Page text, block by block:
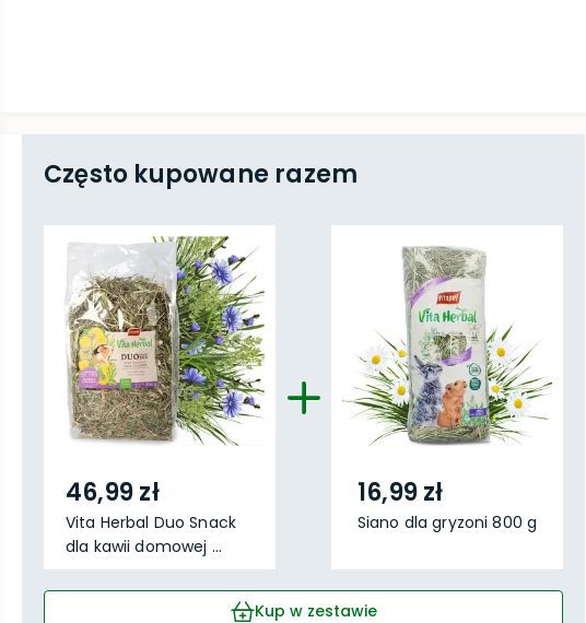
Często kupowane razem
46,99 zł
Vita Herbal Duo Snack
dla kawii domowej ...
16,99 zł
Siano dla gryzoni 800 g
Kup w zestawie